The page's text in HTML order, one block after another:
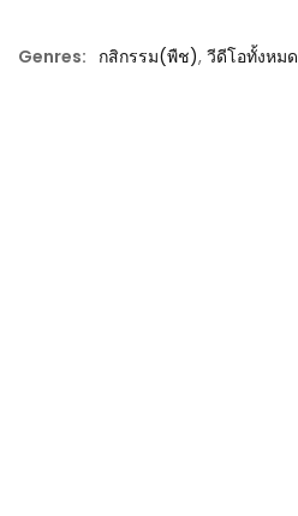
Genres: กสิกรรม(พืช), วีดีโอทั้งหมด